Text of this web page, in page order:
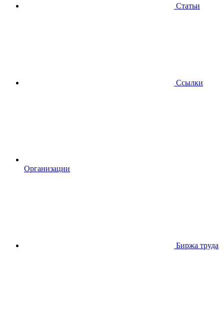
Статьи
Ссылки
Организации
Биржа труда